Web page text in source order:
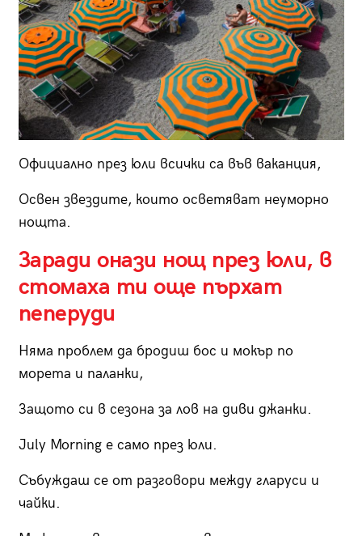
Официално през юли всички са във ваканция,
Освен звездите, които осветяват неуморно
нощта.
Заради онази нощ през юли, в
стомаха ти още пърхат
пеперуди
Няма проблем да бродиш бос и мокър по
морета и паланки,
Защото си в сезона за лов на диви джанки.
July Morning е само през юли.
Събуждаш се от разговори между гларуси и
чайки.